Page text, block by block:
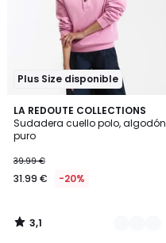
Plus Size disponible
LA REDOUTE COLLECTIONS
Sudadera cuello polo, algodón
puro
€
en
de
39.99
39.99 €
31.99 € -20%
3,1
/
5
2
Colores
3,1
/